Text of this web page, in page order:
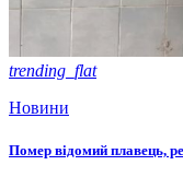
trending_flat
Новини
Помер відомий плавець,